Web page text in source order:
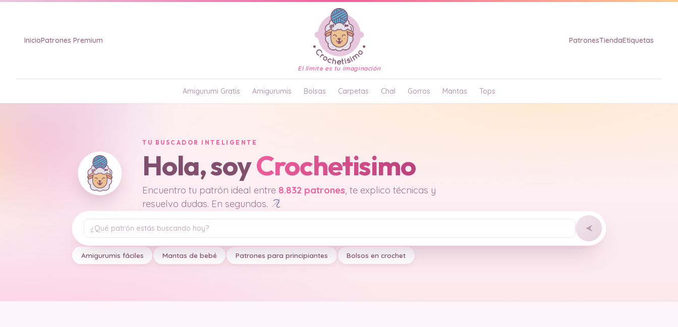
InicioPatrones Premium
El límite es tu imaginación
PatronesTiendaEtiquetas
Amigurumi Gratis Amigurumis Bolsas Carpetas Chal Gorros Mantas Tops
TU BUSCADOR INTELIGENTE
Hola, soyCrochetisimo
Encuentro tu patrón ideal entre 8.832 patrones, te explico técnicas y
resuelvo dudas. En segundos.
Tu pregunta
Amigurumis fáciles Mantas de bebé Patrones para principiantes Bolsos en crochet